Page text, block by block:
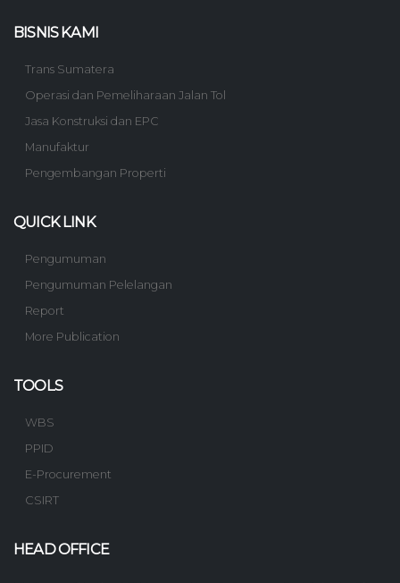
BISNIS KAMI
Trans Sumatera
Operasi dan Pemeliharaan Jalan Tol
Jasa Konstruksi dan EPC
Manufaktur
Pengembangan Properti
QUICK LINK
Pengumuman
Pengumuman Pelelangan
Report
More Publication
TOOLS
WBS
PPID
E-Procurement
CSIRT
HEAD OFFICE